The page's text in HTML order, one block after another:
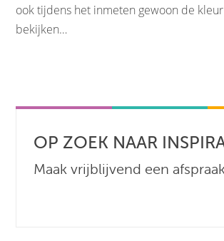
ook tijdens het inmeten gewoon de
bekijken…
OP ZOEK NAAR
Maak vrijblijvend een